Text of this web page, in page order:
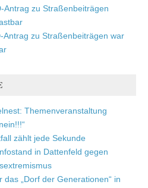
Antrag zu Straßenbeiträgen
Antrag zu Straßenbeiträgen war
Themenveranstaltung
zählt jede Sekunde
in Dattenfeld gegen
„Dorf der Generationen“ in